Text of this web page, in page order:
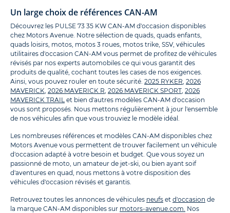
Un large choix de références CAN-AM
Découvrez les PULSE 73 35 KW CAN-AM d'occasion disponibles
chez Motors Avenue. Notre sélection de quads, quads enfants,
quads loisirs, motos, motos 3 roues, motos trike, SSV, véhicules
utilitaires d'occasion CAN-AM vous permet de profitez de véhicules
révisés par nos experts automobiles ce qui vous garantit des
produits de qualité, cochant toutes les cases de nos exigences.
Ainsi, vous pouvez rouler en toute sécurité. 2025 RYKER 2026
MAVERICK 2026 MAVERICK R 2026 MAVERICK SPORT 2026
MAVERICK TRAIL et bien d'autres modèles CAN-AM d'occasion
vous sont proposés. Nous mettons régulièrement à jour l'ensemble
de nos véhicules afin que vous trouviez le modèle idéal.
Les nombreuses références et modèles CAN-AM disponibles chez
Motors Avenue vous permettent de trouver facilement un véhicule
d'occasion adapté à votre besoin et budget. Que vous soyez un
passionné de moto, un amateur de jet-ski, ou bien ayant soif
d'aventures en quad, nous mettons à votre disposition des
véhicules d'occasion révisés et garantis.
Retrouvez toutes les annonces de véhicules neufs et d'occasion de
la marque CAN-AM disponibles sur motors-avenue.com. Nos